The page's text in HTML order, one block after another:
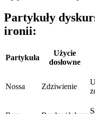
Partykuły
ironii:
Partykuła
Użycie
dosłowne
Nossa Zdziwienie